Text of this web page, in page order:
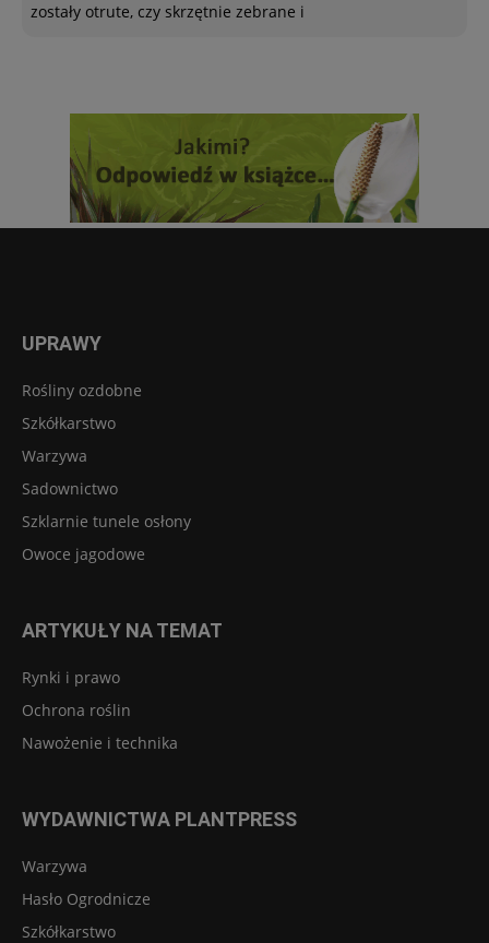
zostały otrute, czy skrzętnie zebrane i
UPRAWY
Rośliny ozdobne
Szkółkarstwo
Warzywa
Sadownictwo
Szklarnie tunele osłony
Owoce jagodowe
ARTYKUŁY NA TEMAT
Rynki i prawo
Ochrona roślin
Nawożenie i technika
WYDAWNICTWA PLANTPRESS
Warzywa
Hasło Ogrodnicze
Szkółkarstwo